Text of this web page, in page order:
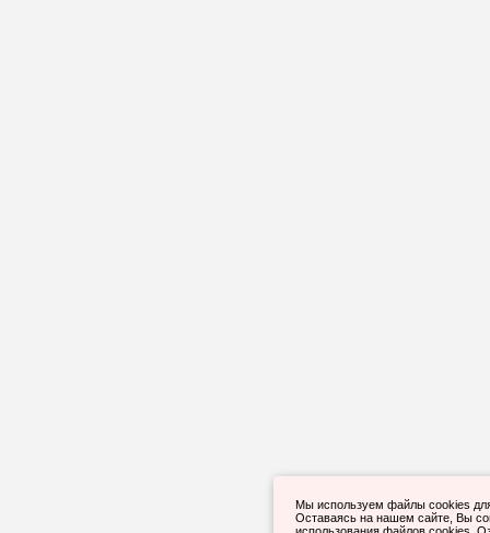
Мы используем файлы cookies
Оставаясь на нашем сайте, Вы